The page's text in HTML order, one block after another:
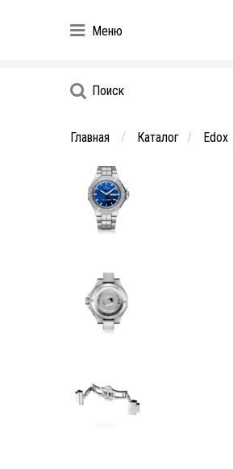
Меню
Поиск
Главная Каталог Edox